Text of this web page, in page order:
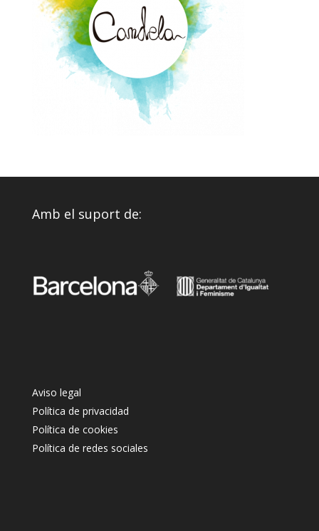
Amb el suport de:
Aviso legal
Política de privacidad
Política de cookies
Política de redes sociales